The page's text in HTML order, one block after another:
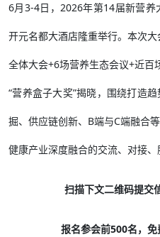
6月3-4日，2026年第14届新营
开元名都大酒店隆重举行。本次
全体大会+6场营养生态会议+近
“营养盒子大奖”揭晓，围绕打造
掘、供应链创新、B端与C端融合
健康产业深度融合的交流、对接、
扫描下文二维码提交
报名参会前500名，免